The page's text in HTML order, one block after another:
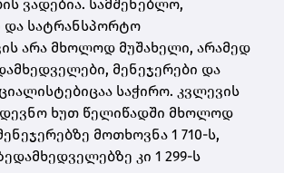
ვადებია. სამშენებლო,
და სატრანსპორტო
არა მხოლოდ მუშახელი, არამედ
მენეჯერები და
საჭირო. კვლევის
ხუთ წელიწადში მხოლოდ
მოთხოვნა 1 710-ს,
კი 1 299-ს